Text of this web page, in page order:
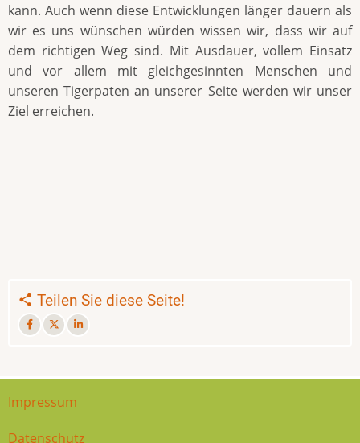
kann. Auch wenn diese Entwicklungen länger dauern als
wir es uns wünschen würden wissen wir, dass wir auf
dem richtigen Weg sind. Mit Ausdauer, vollem Einsatz
und vor allem mit gleichgesinnten Menschen und
unseren Tigerpaten an unserer Seite werden wir unser
Ziel erreichen.
Teilen Sie diese Seite!
Impressum
Datenschutz